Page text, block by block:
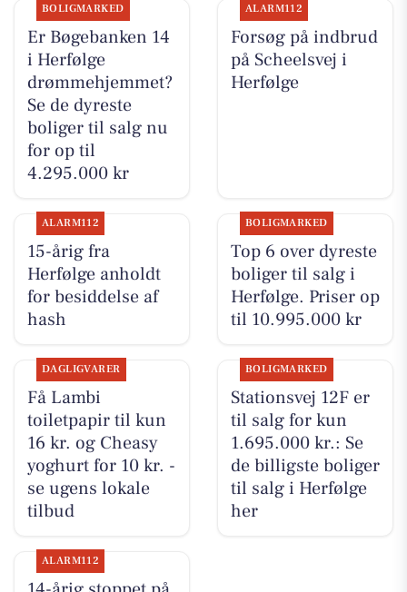
BOLIGMARKED
Er Bøgebanken 14
i Herfølge
drømmehjemmet?
Se de dyreste
boliger til salg nu
for op til
4.295.000 kr
ALARM112
Forsøg på indbrud
på Scheelsvej i
Herfølge
ALARM112
15-årig fra
Herfølge anholdt
for besiddelse af
hash
BOLIGMARKED
Top 6 over dyreste
boliger til salg i
Herfølge. Priser op
til 10.995.000 kr
DAGLIGVARER
Få Lambi
toiletpapir til kun
16 kr. og Cheasy
yoghurt for 10 kr. -
se ugens lokale
tilbud
BOLIGMARKED
Stationsvej 12F er
til salg for kun
1.695.000 kr.: Se
de billigste boliger
til salg i Herfølge
her
ALARM112